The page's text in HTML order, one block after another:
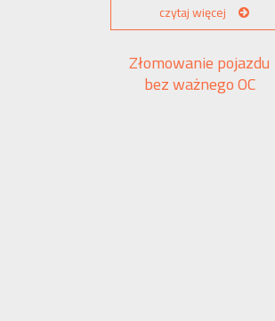
czytaj więcej
Złomowanie pojazdu
bez ważnego OC